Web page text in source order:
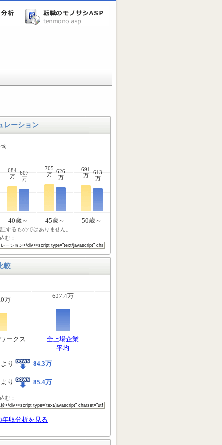
レーション
684
万
607
万
705
万
626
万
691
万
613
万
40歳～ 45歳～ 50歳～
するものではありません。
む：
較
万
607.4万
ークス
全上場企業
平均
り 84.3万
り 85.4万
む：
年収分析を見る